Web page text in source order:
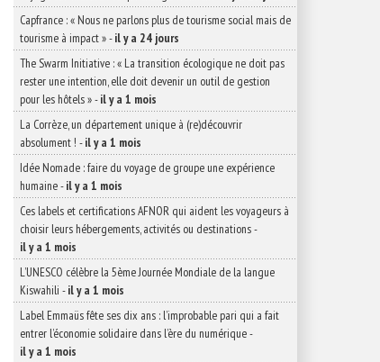
Capfrance : « Nous ne parlons plus de tourisme social mais de
tourisme à impact »-il y a 24 jours
The Swarm Initiative : « La transition écologique ne doit pas
rester une intention, elle doit devenir un outil de gestion
pour les hôtels »-il y a 1 mois
La Corrèze, un département unique à (re)découvrir
absolument ! -il y a 1 mois
Idée Nomade : faire du voyage de groupe une expérience
humaine-il y a 1 mois
Ces labels et certifications AFNOR qui aident les voyageurs à
choisir leurs hébergements, activités ou destinations-
il y a 1 mois
L’UNESCO célèbre la 5ème Journée Mondiale de la langue
Kiswahili -il y a 1 mois
Label Emmaüs fête ses dix ans : l’improbable pari qui a fait
entrer l’économie solidaire dans l’ère du numérique-
il y a 1 mois